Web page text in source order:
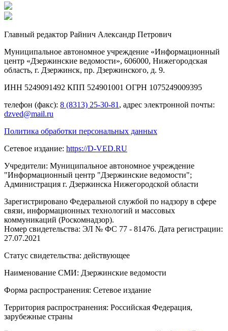
Главный редактор Райнич Александр Петрович
Муниципальное автономное учреждение «Информационный
центр «Дзержинские ведомости», 606000, Нижегородская
область, г. Дзержинск, пр. Дзержинского, д. 9.
ИНН 5249091492 КПП 524901001 ОГРН 1075249009395
телефон (факс): 8 (8313) 25-30-81 , адрес электронной почты:
dzved@mail.ru
Политика обработки персональных данных
Сетевое издание: https://D-VED.RU
Учредители: Муниципальное автономное учреждение
"Информационный центр "Дзержинские ведомости";
Администрация г. Дзержинска Нижегородской области
Зарегистрировано Федеральной службой по надзору в сфере
связи, информационных технологий и массовых
коммуникаций (Роскомнадзор).
Номер свидетельства: ЭЛ № ФС 77 - 81476. Дата регистрации:
27.07.2021
Статус свидетельства: действующее
Наименование СМИ: Дзержинские ведомости
Форма распространения: Сетевое издание
Территория распространения: Российская Федерация,
зарубежные страны